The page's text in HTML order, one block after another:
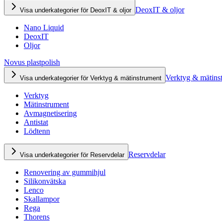
Visa underkategorier för DeoxIT & oljor DeoxIT & oljor
Nano Liquid
DeoxIT
Oljor
Novus plastpolish
Visa underkategorier för Verktyg & mätinstrument Verktyg &
Verktyg
Mätinstrument
Avmagnetisering
Antistat
Lödtenn
Visa underkategorier för Reservdelar Reservdelar
Renovering av gummihjul
Silikonvätska
Lenco
Skallampor
Rega
Thorens